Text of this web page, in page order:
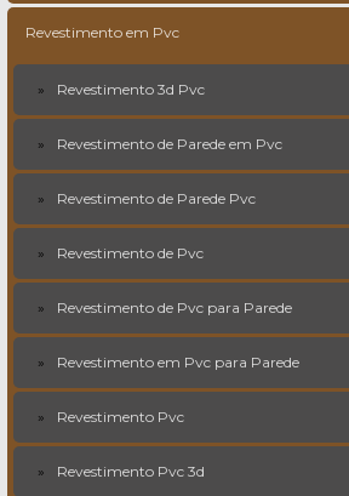
Revestimento em Pvc
Revestimento 3d Pvc
Revestimento de Parede em Pvc
Revestimento de Parede Pvc
Revestimento de Pvc
Revestimento de Pvc para Parede
Revestimento em Pvc para Parede
Revestimento Pvc
Revestimento Pvc 3d